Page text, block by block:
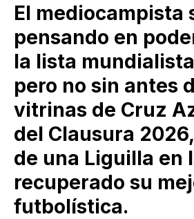
El mediocampista
pensando en
la lista
pero no sin antes
vitrinas de Cruz
del Clausura
de una Liguilla en
recuperado su
futbolística.